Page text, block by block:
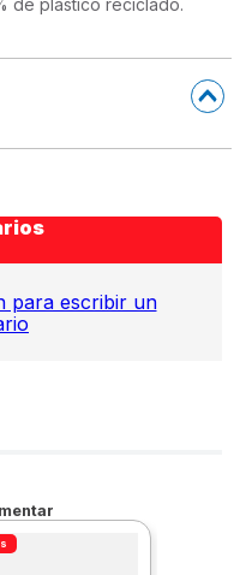
de plástico reciclado.
para escribir un